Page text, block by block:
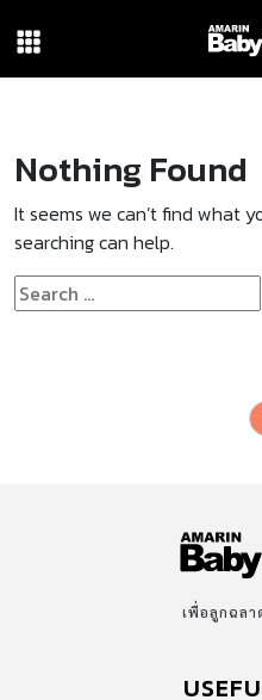
Nothing Found
It seems we can’t find what
searching can help.
Search
for:
เพื่อลูกฉล